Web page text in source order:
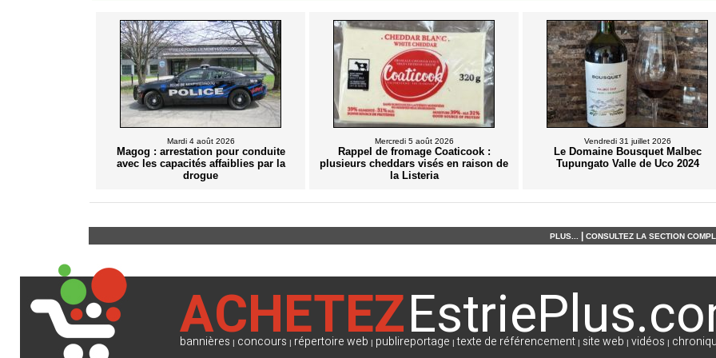
Mardi 4 août 2026
Magog : arrestation pour conduite
avec les capacités affaiblies par la
drogue
Mercredi 5 août 2026
Rappel de fromage Coaticook :
plusieurs cheddars visés en raison de
la Listeria
Vendredi 31 juillet 2026
Le Domaine Bousquet Malbec
Tupungato Valle de Uco 2024
PLUS... CONSULTEZ LA SECTION
ACHETEZ
bannières | concours | répertoire web | publireportage |texte de référencement| site web | vidéos |